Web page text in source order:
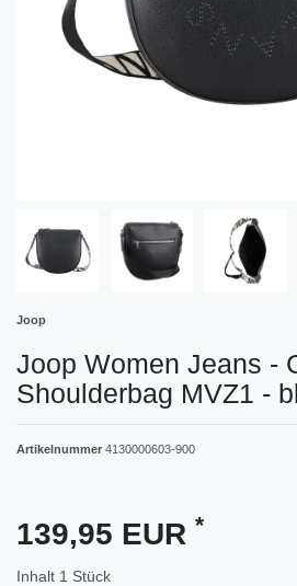
Joop
Joop Women Jeans -
Shoulderbag MVZ1 -
Artikelnummer 4130000603-900
139,95 EUR *
Inhalt 1 Stück